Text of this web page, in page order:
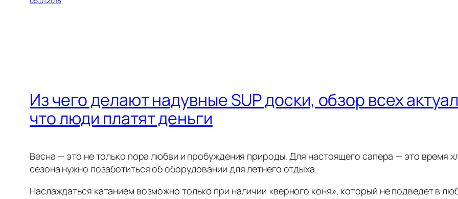
Из чего делают надувные SUP доски, обзор всех
что люди платят деньги
Весна — это не только пора любви и пробуждения природы. Для настоящего сапера — это время
сезона нужно позаботиться об оборудовании для летнего отдыха.
Наслаждаться катанием возможно только при наличии «верного коня», который не подведет в